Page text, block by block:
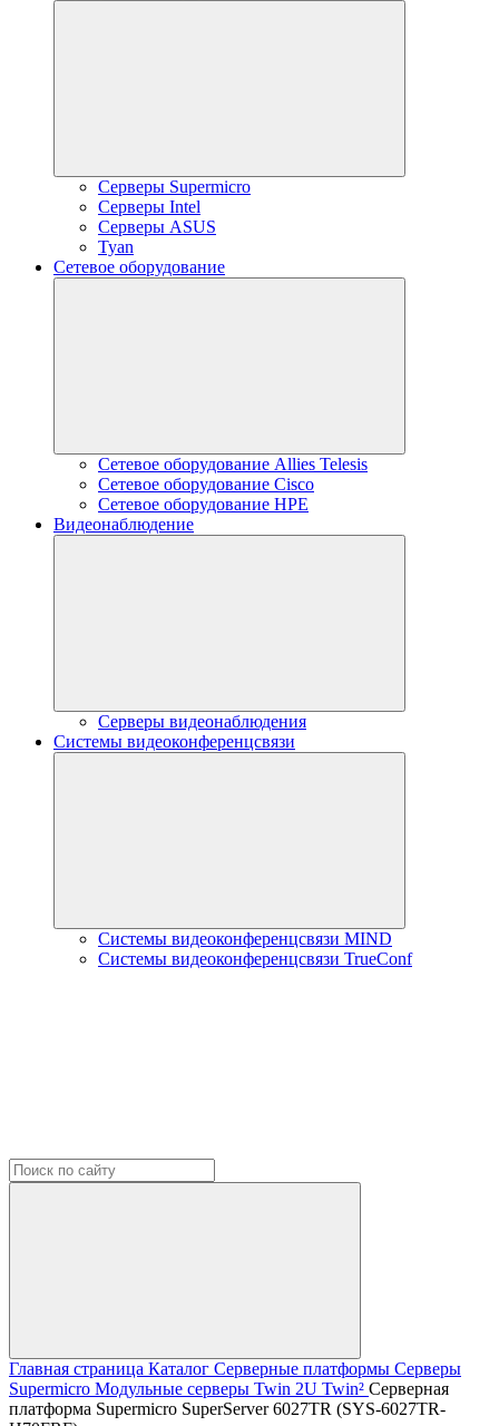
Серверы Supermicro
Серверы Intel
Серверы ASUS
Tyan
Сетевое оборудование
Сетевое оборудование Allies Telesis
Сетевое оборудование Cisco
Сетевое оборудование HPE
Видеонаблюдение
Серверы видеонаблюдения
Системы видеоконференцсвязи
Системы видеоконференцсвязи MIND
Системы видеоконференцсвязи TrueConf
Главная страница Каталог Серверные платформы Серверы
Supermicro Модульные серверы Twin 2U Twin² Серверная
платформа Supermicro SuperServer 6027TR (SYS-6027TR-